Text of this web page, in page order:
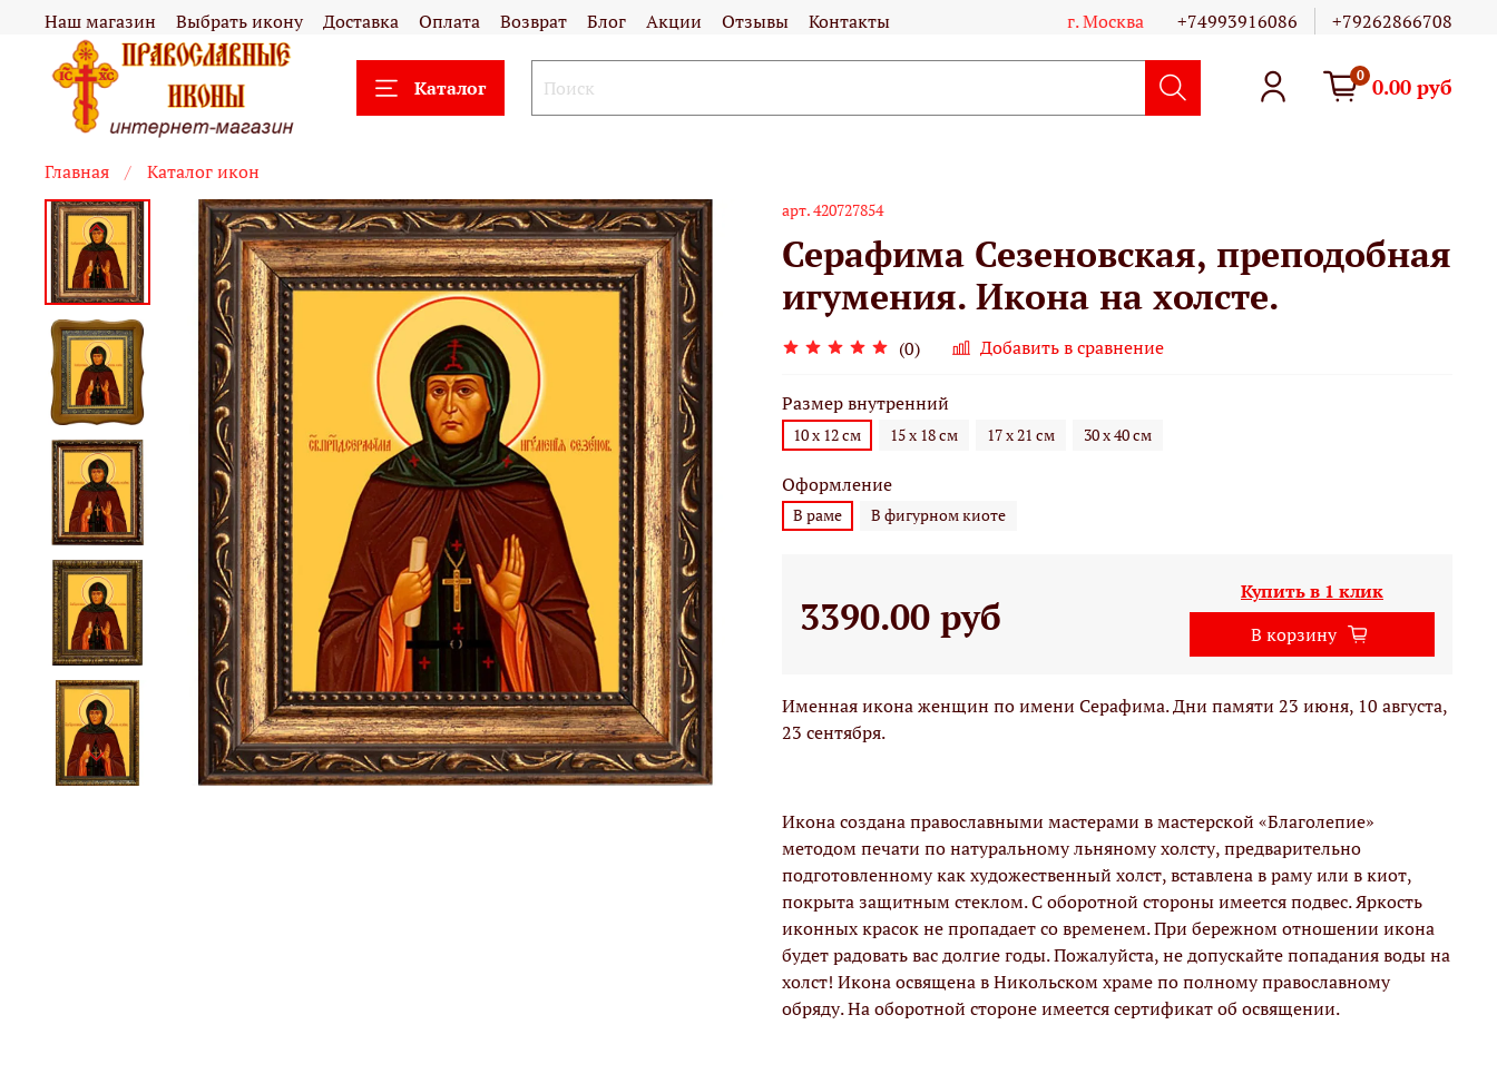
Наш магазин Выбрать икону Доставка Оплата Возврат Блог Акции Отзывы Контакты г. Москва +74993916086 +79262866708
Каталог
0 0.00 руб
Главная Каталог икон
арт.420727854
Серафима Сезеновская, преподобная
игумения. Икона на холсте.
(0) Добавить в сравнение
Размер внутренний
10 х 12 см 15 х 18 см 17 х 21 см 30 х 40 см
Оформление
В раме В фигурном киоте
3390.00 руб
Купить в 1 клик
В корзину
Именная икона женщин по имени Серафима. Дни памяти 23 июня, 10 августа,
23 сентября.
Икона создана православными мастерами в мастерской «Благолепие»
методом печати по натуральному льняному холсту, предварительно
подготовленному как художественный холст, вставлена в раму или в киот,
покрыта защитным стеклом. С оборотной стороны имеется подвес. Яркость
иконных красок не пропадает со временем. При бережном отношении икона
будет радовать вас долгие годы. Пожалуйста, не допускайте попадания воды на
холст! Икона освящена в Никольском храме по полному православному
обряду. На оборотной стороне имеется сертификат об освящении.